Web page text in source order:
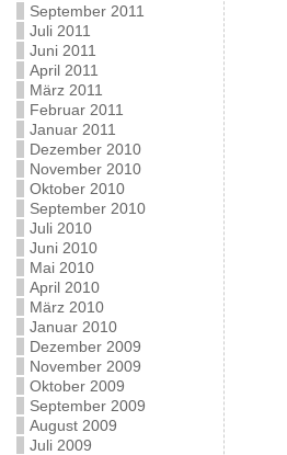
September 2011
Juli 2011
Juni 2011
April 2011
März 2011
Februar 2011
Januar 2011
Dezember 2010
November 2010
Oktober 2010
September 2010
Juli 2010
Juni 2010
Mai 2010
April 2010
März 2010
Januar 2010
Dezember 2009
November 2009
Oktober 2009
September 2009
August 2009
Juli 2009